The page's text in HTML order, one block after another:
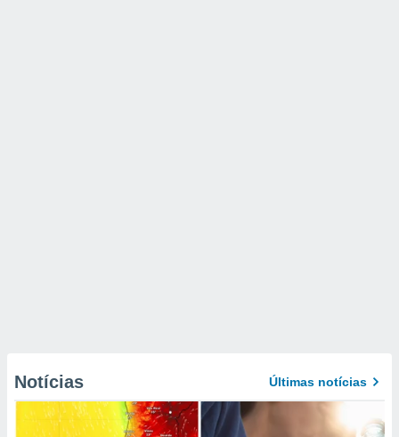
Notícias Últimas notícias